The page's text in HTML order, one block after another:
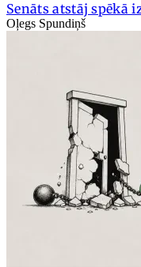
Senāts atstāj spēkā
Oļegs Spundiņš